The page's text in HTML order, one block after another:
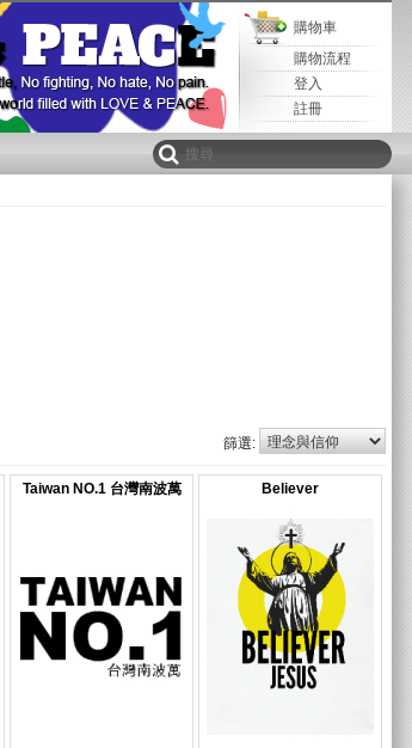
購物車
購物流程
登入
註冊
篩選:
Taiwan NO.1 台灣南波萬 Believer